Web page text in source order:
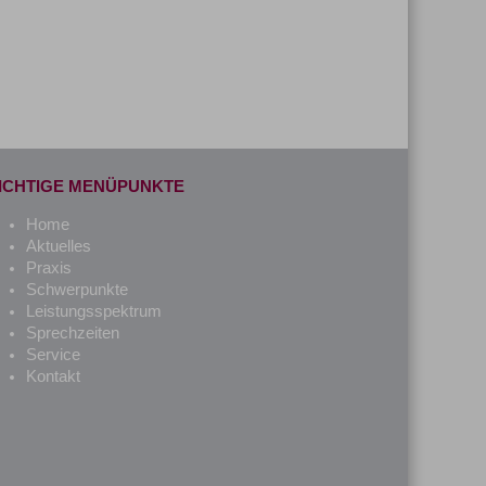
MENÜPUNKTE
Home
Aktuelles
Praxis
Schwerpunkte
Leistungsspektrum
Sprechzeiten
Service
Kontakt